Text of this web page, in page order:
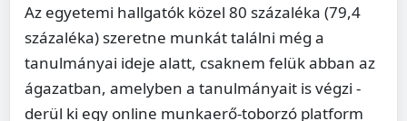
Az egyetemi hallgatók közel 80 százaléka (79,4
százaléka) szeretne munkát találni még a
tanulmányai ideje alatt, csaknem felük abban az
ágazatban, amelyben a tanulmányait is végzi -
derül ki egy online munkaerő-toborzó platform